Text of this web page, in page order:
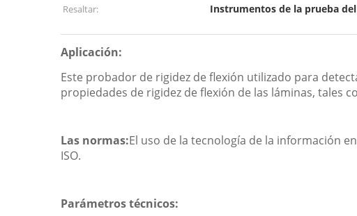
Resaltar:
Instrumentos de la prueba del
Aplicación:
Este probador de rigidez de flexión utilizado para
propiedades de rigidez de flexión de las láminas, tales
Las normas:El uso de la tecnología de la información
ISO.
Parámetros técnicos: